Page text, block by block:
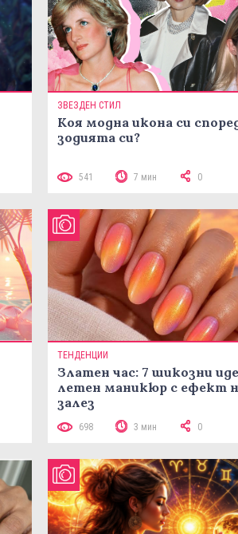
ЗВЕЗДЕН СТИЛ
Коя модна икона си
зодията си?
541 7 мин 0
ТЕНДЕНЦИИ
Златен час: 7 шикозни
летен маникюр с ефект
залез
698 3 мин 0